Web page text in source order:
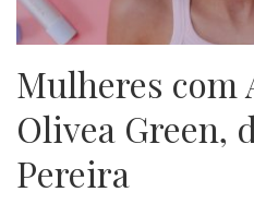
Mulheres com
Olivea Green,
Pereira